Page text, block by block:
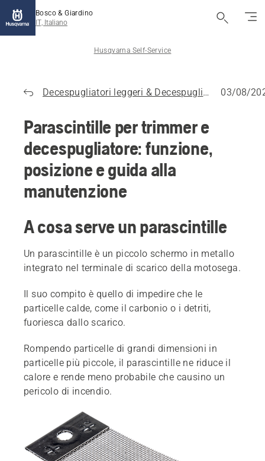
Bosco & Giardino
IT, Italiano
Husqvarna Self-Service
Decespugliatori leggeri & Decespugliatori 03/08/
Parascintille per trimmer e
decespugliatore: funzione,
posizione e guida alla
manutenzione
A cosa serve un parascintille
Un parascintille è un piccolo schermo in metallo
integrato nel terminale di scarico della motosega.
Il suo compito è quello di impedire che le
particelle calde, come il carbonio o i detriti,
fuoriesca dallo scarico.
Rompendo particelle di grandi dimensioni in
particelle più piccole, il parascintille ne riduce il
calore e rende meno probabile che causino un
pericolo di incendio.